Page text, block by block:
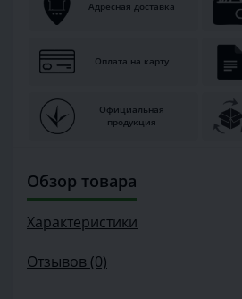
Адресная доставка
Оплата на карту
Официальная
продукция
Обзор товара
Характеристики
Отзывов (0)